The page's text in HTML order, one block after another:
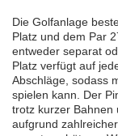
Die Golfanlage
Platz und dem Par
entweder separat
Platz verfügt auf
Abschläge, sodass
spielen kann. Der
trotz kurzer Bahnen
aufgrund